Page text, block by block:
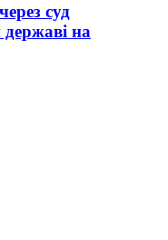
суд
державі на